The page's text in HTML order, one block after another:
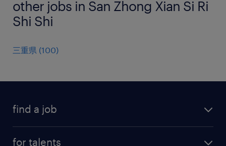
other jobs in San Zhong Xian Si Ri
Shi Shi
三重県 (100)
find a job
for talents